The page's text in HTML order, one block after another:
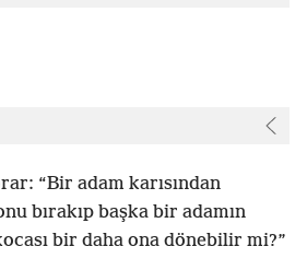
“Bir adam karısından
bırakıp başka bir adamın
bir daha ona dönebilir mi?”